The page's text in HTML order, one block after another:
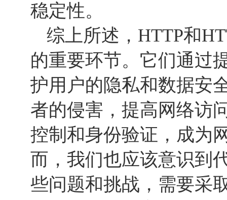
稳定性。
综上所述，HTTP和
的重要环节。它们通过
护用户的隐私和数据安
者的侵害，提高网络访
控制和身份验证，成为
而，我们也应该意识到
些问题和挑战，需要采